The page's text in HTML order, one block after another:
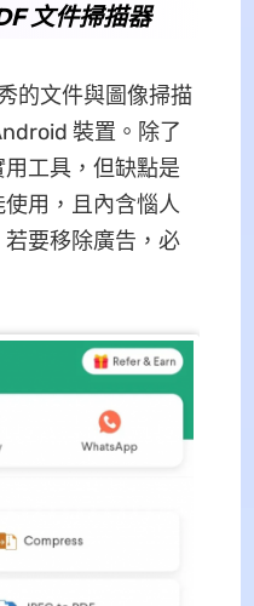
文件掃描器
的文件與圖像掃描
裝置。除了
工具，但缺點是
用，且內含惱人
要移除廣告，必